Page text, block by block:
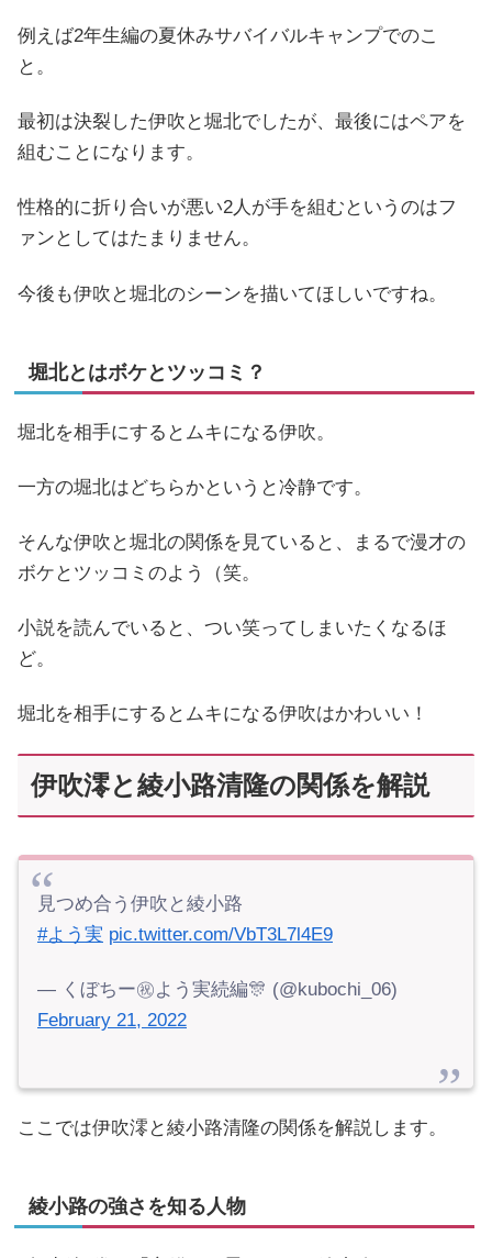
例えば2年生編の夏休みサバイバルキャンプでのこ
と。
最初は決裂した伊吹と堀北でしたが、最後にはペアを
組むことになります。
性格的に折り合いが悪い2人が手を組むというのはフ
ァンとしてはたまりません。
今後も伊吹と堀北のシーンを描いてほしいですね。
堀北とはボケとツッコミ？
堀北を相手にするとムキになる伊吹。
一方の堀北はどちらかというと冷静です。
そんな伊吹と堀北の関係を見ていると、まるで漫才の
ボケとツッコミのよう（笑。
小説を読んでいると、つい笑ってしまいたくなるほ
ど。
堀北を相手にするとムキになる伊吹はかわいい！
伊吹澪と綾小路清隆の関係を解説
見つめ合う伊吹と綾小路
#よう実 pic.twitter.com/VbT3L7l4E9
— くぼちー㊗️よう実続編🎊 (@kubochi_06)
February 21, 2022
ここでは伊吹澪と綾小路清隆の関係を解説します。
綾小路の強さを知る人物